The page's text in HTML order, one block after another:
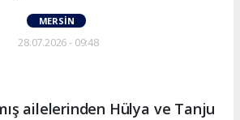
MERSIN
28.07.2026 - 09:48
ailelerinden Hülya ve Tanju